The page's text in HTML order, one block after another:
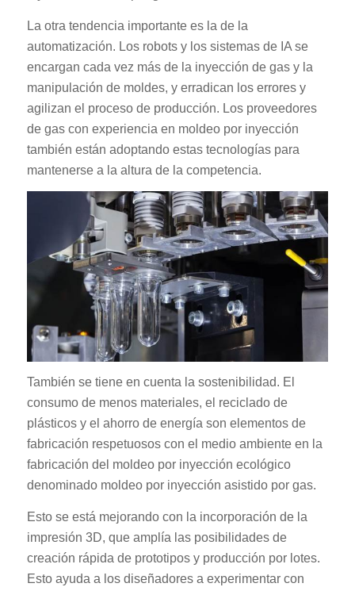
La otra tendencia importante es la de la
automatización. Los robots y los sistemas de IA se
encargan cada vez más de la inyección de gas y la
manipulación de moldes, y erradican los errores y
agilizan el proceso de producción. Los proveedores
de gas con experiencia en moldeo por inyección
también están adoptando estas tecnologías para
mantenerse a la altura de la competencia.
También se tiene en cuenta la sostenibilidad. El
consumo de menos materiales, el reciclado de
plásticos y el ahorro de energía son elementos de
fabricación respetuosos con el medio ambiente en la
fabricación del moldeo por inyección ecológico
denominado moldeo por inyección asistido por gas.
Esto se está mejorando con la incorporación de la
impresión 3D, que amplía las posibilidades de
creación rápida de prototipos y producción por lotes.
Esto ayuda a los diseñadores a experimentar con